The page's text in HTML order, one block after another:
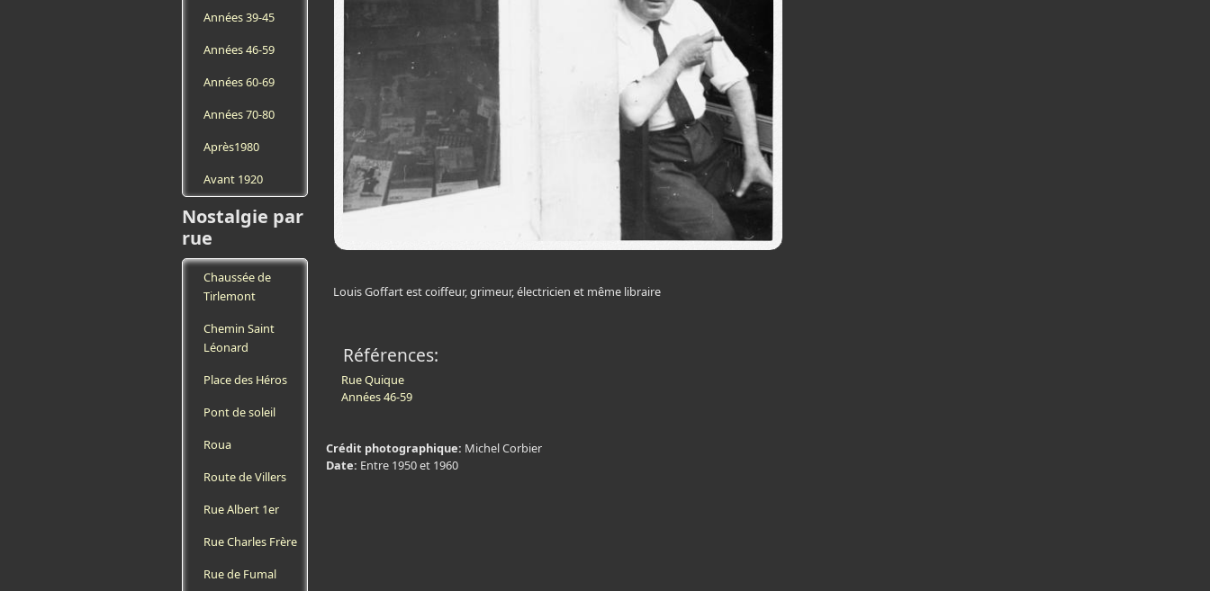
Années 39-45
Années 46-59
Années 60-69
Années 70-80
Après1980
Avant 1920
Nostalgie par
rue
Chaussée de
Tirlemont
Chemin Saint
Léonard
Place des Héros
Pont de soleil
Roua
Route de Villers
Rue Albert 1er
Rue Charles Frère
Rue de Fumal
Louis Goffart est coiffeur, grimeur, électricien et même libraire
Références:
Rue Quique
Années 46-59
Crédit photographique: Michel Corbier
Date: Entre 1950 et 1960